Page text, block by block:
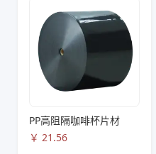
PP高阻隔咖啡杯片材
￥ 21.56